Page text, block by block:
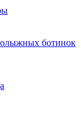
ботинок